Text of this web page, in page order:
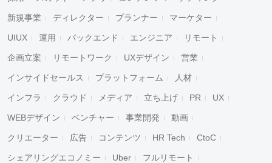
新規事業 ディレクター プランナー マーケター
UIUX 運用 バックエンド エンジニア リモート
企画立案 リモートワーク UXデザイン 営業
インサイドセールス プラットフォーム 人材
インフラ クラウド メディア 立ち上げ PR UX
WEBデザイン ベンチャー 事業開発 動画
クリエーター 広告 コンテンツ HR Tech CtoC
シェアリングエコノミー Uber フルリモート